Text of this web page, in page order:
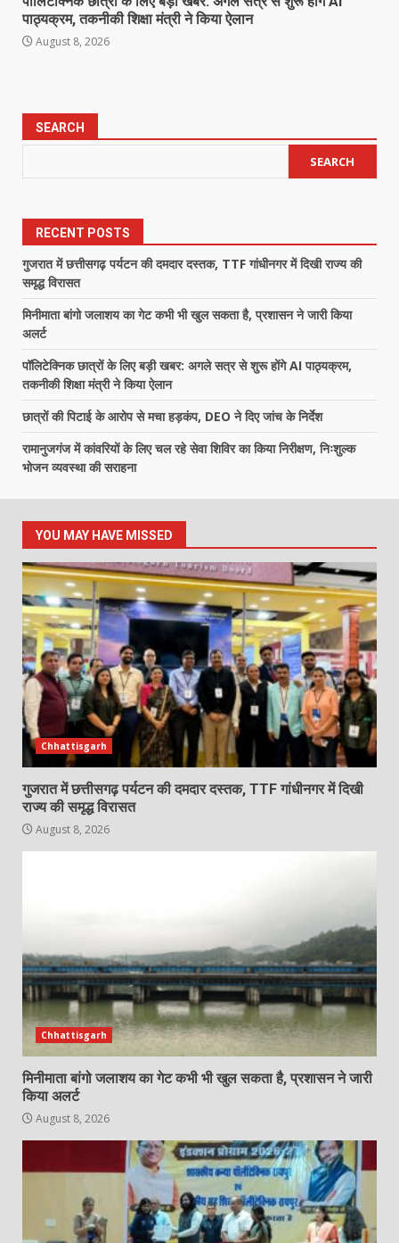
पाठ्यक्रम, तकनीकी शिक्षा मंत्री ने किया ऐलान
August 8, 2026
SEARCH
SEARCH
RECENT POSTS
गुजरात में छत्तीसगढ़ पर्यटन की दमदार दस्तक, TTF गांधीनगर में दिखी राज्य की
समृद्ध विरासत
मिनीमाता बांगो जलाशय का गेट कभी भी खुल सकता है, प्रशासन ने जारी किया
अलर्ट
पॉलिटेक्निक छात्रों के लिए बड़ी खबर: अगले सत्र से शुरू होंगे AI पाठ्यक्रम,
तकनीकी शिक्षा मंत्री ने किया ऐलान
छात्रों की पिटाई के आरोप से मचा हड़कंप, DEO ने दिए जांच के निर्देश
रामानुजगंज में कांवरियों के लिए चल रहे सेवा शिविर का किया निरीक्षण, निःशुल्क
भोजन व्यवस्था की सराहना
YOU MAY HAVE MISSED
Chhattisgarh
गुजरात में छत्तीसगढ़ पर्यटन की दमदार दस्तक, TTF गांधीनगर में दिखी
राज्य की समृद्ध विरासत
August 8, 2026
Chhattisgarh
मिनीमाता बांगो जलाशय का गेट कभी भी खुल सकता है, प्रशासन ने जारी
किया अलर्ट
August 8, 2026